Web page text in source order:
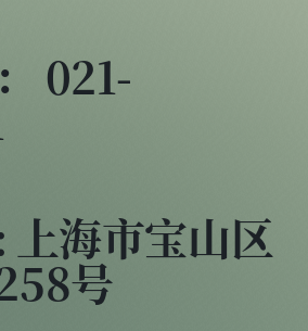
021-
上海市宝山区
号